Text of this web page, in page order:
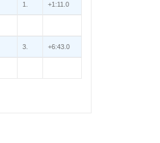
1. +1:11.0
3. +6:43.0